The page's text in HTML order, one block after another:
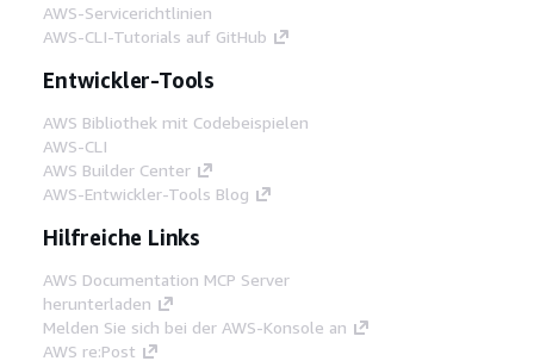
AWS-Servicerichtlinien
AWS-CLI-Tutorials auf GitHub
Entwickler-Tools
AWS Bibliothek mit Codebeispielen
AWS-CLI
AWS Builder Center
AWS-Entwickler-Tools Blog
Hilfreiche Links
AWS Documentation MCP Server
herunterladen
Melden Sie sich bei der AWS-Konsole an
AWS re:Post